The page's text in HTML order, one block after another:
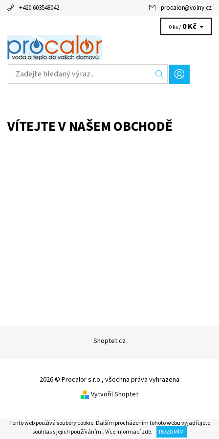
+420 603548042 procalor@volny.cz
0 ks / 0 Kč
VÍTEJTE V NAŠEM OBCHODĚ
Shoptet.cz
2026 © Procalor s.r.o., všechna práva vyhrazena
Vytvořil Shoptet
Tento web používá soubory cookie. Dalším procházením tohoto webu vyjadřujete
souhlas s jejich používáním.. Více informacízde. ROZUMÍM